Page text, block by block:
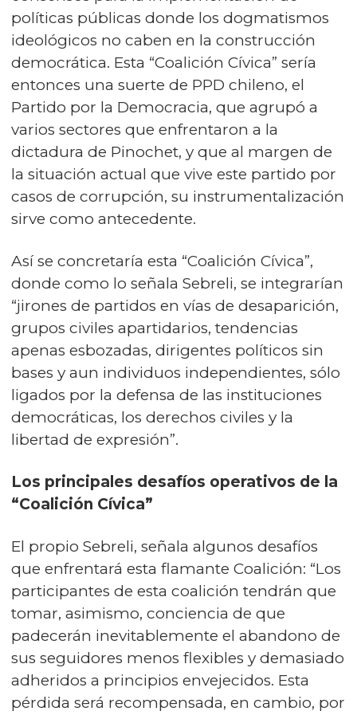
políticas públicas donde los dogmatismos
ideológicos no caben en la construcción
democrática. Esta “Coalición Cívica” sería
entonces una suerte de PPD chileno, el
Partido por la Democracia, que agrupó a
varios sectores que enfrentaron a la
dictadura de Pinochet, y que al margen de
la situación actual que vive este partido por
casos de corrupción, su instrumentalización
sirve como antecedente.
Así se concretaría esta “Coalición Cívica”,
donde como lo señala Sebreli, se integrarían
“jirones de partidos en vías de desaparición,
grupos civiles apartidarios, tendencias
apenas esbozadas, dirigentes políticos sin
bases y aun individuos independientes, sólo
ligados por la defensa de las instituciones
democráticas, los derechos civiles y la
libertad de expresión”.
Los principales desafíos operativos de la
“Coalición Cívica”
El propio Sebreli, señala algunos desafíos
que enfrentará esta flamante Coalición: “Los
participantes de esta coalición tendrán que
tomar, asimismo, conciencia de que
padecerán inevitablemente el abandono de
sus seguidores menos flexibles y demasiado
adheridos a principios envejecidos. Esta
pérdida será recompensada, en cambio, por